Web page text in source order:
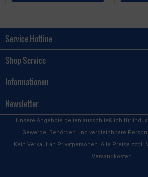
Service Hotline
Shop Service
Informationen
Newsletter
Unsere Angebote gelten ausschließlich für
Gewerbe, Behörden und vergleichbare
Kein Verkauf an Privatpersonen. Alle Preise zzgl.
Versandkosten.